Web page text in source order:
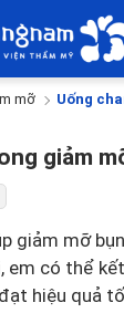
mỡ
Uống
giảm
giảm mỡ
em có thể
hiệu quả